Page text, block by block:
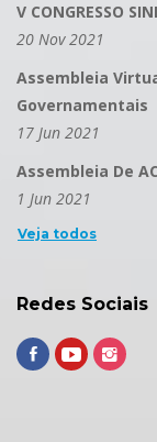
V CONGRESSO
20 Nov 2021
Assembleia
Governamentais
17 Jun 2021
Assembleia De
1 Jun 2021
Veja todos
Redes Sociais